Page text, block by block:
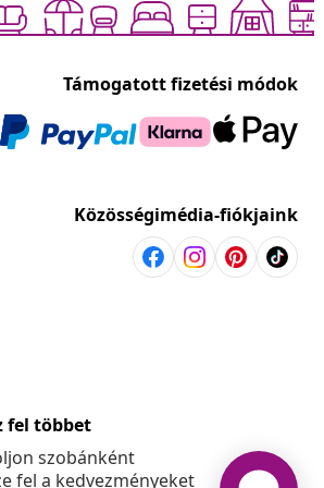
Támogatott fizetési módok
Közösségimédia-fiókjaink
fel többet
szobánként
fel a kedvezményeket